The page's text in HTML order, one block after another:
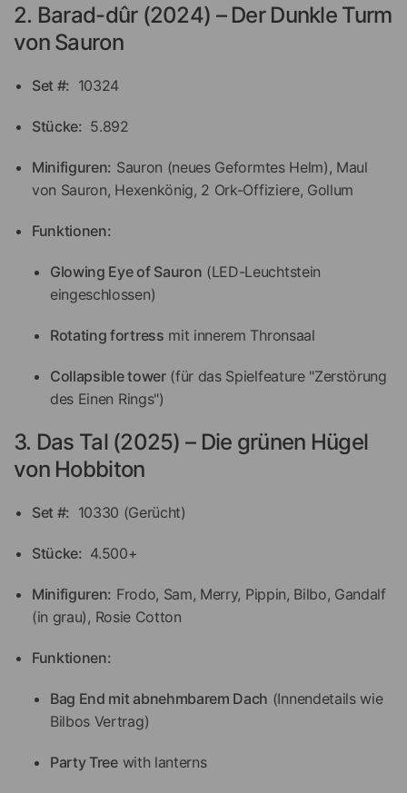
2. Barad-dûr (2024) – Der Dunkle Turm
von Sauron
Set #: 10324
Stücke: 5.892
Minifiguren: Sauron (neues Geformtes Helm), Maul
von Sauron, Hexenkönig, 2 Ork-Offiziere, Gollum
Funktionen:
Glowing Eye of Sauron (LED-Leuchtstein
eingeschlossen)
Rotating fortress mit innerem Thronsaal
Collapsible tower (für das Spielfeature "Zerstörung
des Einen Rings")
3. Das Tal (2025) – Die grünen Hügel
von Hobbiton
Set #: 10330 (Gerücht)
Stücke: 4.500+
Minifiguren: Frodo, Sam, Merry, Pippin, Bilbo, Gandalf
(in grau), Rosie Cotton
Funktionen:
Bag End mit abnehmbarem Dach (Innendetails wie
Bilbos Vertrag)
Party Tree with lanterns